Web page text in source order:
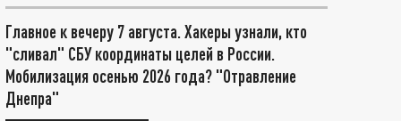
Главное к вечеру 7 августа. Хакеры узнали, кто
"сливал" СБУ координаты целей в России.
Мобилизация осенью 2026 года? "Отравление
Днепра"